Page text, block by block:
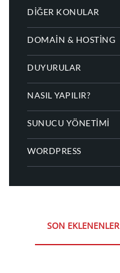
DIĞER KONULAR
DOMAIN & HOSTING
DUYURULAR
NASIL YAPILIR?
SUNUCU YÖNETIMI
WORDPRESS
SON EKLENENLER